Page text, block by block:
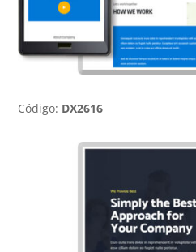
Código: DX2616